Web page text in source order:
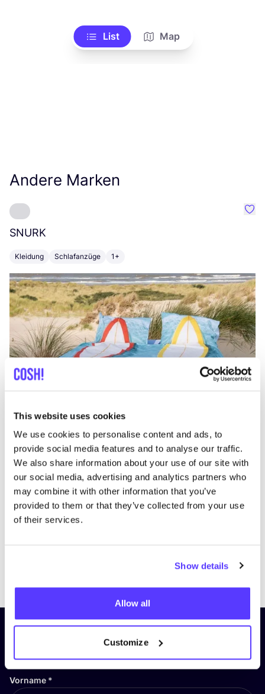
This website uses cookies
We use cookies to personalise content and ads, to
provide social media features and to analyse our traffic.
We also share information about your use of our site with
our social media, advertising and analytics partners who
may combine it with other information that you’ve
provided to them or that they’ve collected from your use
of their services.
Show details
Allow all
Customize
List Map
Andere Marken
SNURK
Kleidung Schlafanzüge 1+
PreviousNext
Abonniere unseren Newsletter
und bleibe auf dem Laufenden!
Vorname *